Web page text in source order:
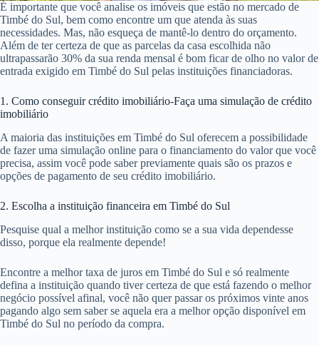
É importante que você analise os imóveis que estão no mercado de
Timbé do Sul, bem como encontre um que atenda às suas
necessidades. Mas, não esqueça de mantê-lo dentro do orçamento.
Além de ter certeza de que as parcelas da casa escolhida não
ultrapassarão 30% da sua renda mensal é bom ficar de olho no valor de
entrada exigido em Timbé do Sul pelas instituições financiadoras.
1. Como conseguir crédito imobiliário-Faça uma simulação de crédito
imobiliário
A maioria das instituições em Timbé do Sul oferecem a possibilidade
de fazer uma simulação online para o financiamento do valor que você
precisa, assim você pode saber previamente quais são os prazos e
opções de pagamento de seu crédito imobiliário.
2. Escolha a instituição financeira em Timbé do Sul
Pesquise qual a melhor instituição como se a sua vida dependesse
disso, porque ela realmente depende!
Encontre a melhor taxa de juros em Timbé do Sul e só realmente
defina a instituição quando tiver certeza de que está fazendo o melhor
negócio possível afinal, você não quer passar os próximos vinte anos
pagando algo sem saber se aquela era a melhor opção disponível em
Timbé do Sul no período da compra.